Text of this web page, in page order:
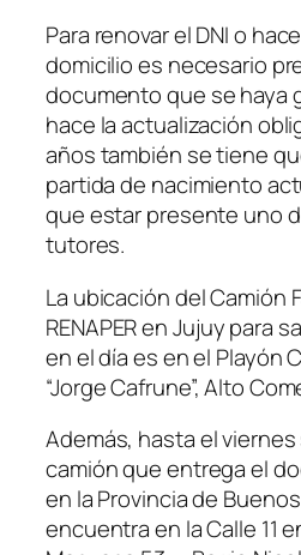
Para renovar el DNI o
domicilio es necesario
documento que se haya
hace la actualización
años también se tiene
partida de nacimiento
que estar presente uno
tutores.
La ubicación del Camión
RENAPER en Jujuy para
en el día es en el Playón
“Jorge Cafrune”, Alto
Además, hasta el
camión que entrega el
en la Provincia de
encuentra en la Calle 11